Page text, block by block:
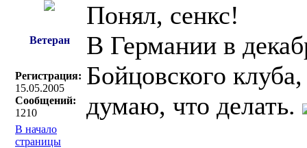
Ветеран
Регистрация:
15.05.2005
Сообщений:
1210
Понял, сенкс!
В Германии в
Бойцовского
думаю, что делать.
В начало
страницы